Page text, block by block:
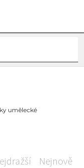
umělecké
Nejnovější